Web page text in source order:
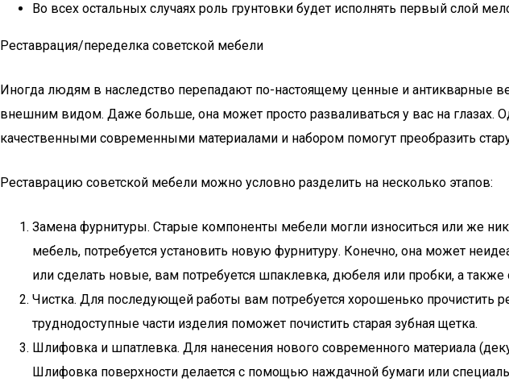
Во всех остальных случаях роль грунтовки будет исполнять первый слой
Реставрация/переделка советской мебели
Иногда людям в наследство перепадают по-настоящему ценные и антикварные
внешним видом. Даже больше, она может просто разваливаться у вас на глазах.
качественными современными материалами и набором помогут преобразить
Реставрацию советской мебели можно условно разделить на несколько этапов:
Замена фурнитуры. Старые компоненты мебели могли износиться или же
мебель, потребуется установить новую фурнитуру. Конечно, она может
или сделать новые, вам потребуется шпаклевка, дюбеля или пробки, а также
Чистка. Для последующей работы вам потребуется хорошенько прочистить
труднодоступные части изделия поможет почистить старая зубная щетка.
Шлифовка и шпатлевка. Для нанесения нового современного материала
Шлифовка поверхности делается с помощью наждачной бумаги или